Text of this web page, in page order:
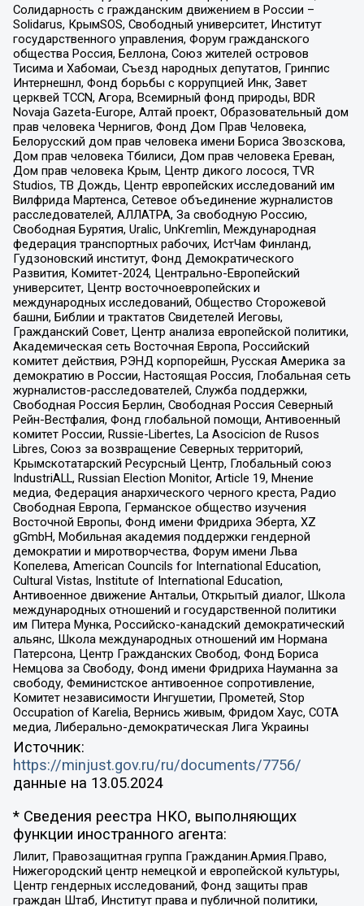
Солидарность с гражданским движением в России –
Solidarus, КрымSOS, Свободный университет, Институт
государственного управления, Форум гражданского
общества Россия, Беллона, Союз жителей островов
Тисима и Хабомаи, Съезд народных депутатов, Гринпис
Интернешнл, Фонд борьбы с коррупцией Инк, Завет
церквей TCCN, Агора, Всемирный фонд природы, BDR
Novaja Gazeta-Europe, Алтай проект, Образовательный дом
прав человека Чернигов, Фонд Дом Прав Человека,
Белорусский дом прав человека имени Бориса Звозскова,
Дом прав человека Тбилиси, Дом прав человека Ереван,
Дом прав человека Крым, Центр дикого лосося, TVR
Studios, ТВ Дождь, Центр европейских исследований им
Вилфрида Мартенса, Сетевое объединение журналистов
расследователей, АЛЛАТРА, За свободную Россию,
Свободная Бурятия, Uralic, UnKremlin, Международная
федерация транспортных рабочих, ИстЧам Финланд,
Гудзоновский институт, Фонд Демократического
Развития, Комитет-2024, Центрально-Европейский
университет, Центр восточноевропейских и
международных исследований, Общество Сторожевой
башни, Библии и трактатов Свидетелей Иеговы,
Гражданский Совет, Центр анализа европейской политики,
Академическая сеть Восточная Европа, Российский
комитет действия, РЭНД корпорейшн, Русская Америка за
демократию в России, Настоящая Россия, Глобальная сеть
журналистов-расследователей, Служба поддержки,
Свободная Россия Берлин, Свободная Россия Северный
Рейн-Вестфалия, Фонд глобальной помощи, Антивоенный
комитет России, Russie-Libertes, La Asocicion de Rusos
Libres, Союз за возвращение Северных территорий,
Крымскотатарский Ресурсный Центр, Глобальный союз
IndustriALL, Russian Election Monitor, Article 19, Мнение
медиа, Федерация анархического черного креста, Радио
Свободная Европа, Германское общество изучения
Восточной Европы, Фонд имени Фридриха Эберта, XZ
gGmbH, Мобильная академия поддержки гендерной
демократии и миротворчества, Форум имени Льва
Копелева, American Councils for International Education,
Cultural Vistas, Institute of International Education,
Антивоенное движение Антальи, Открытый диалог, Школа
международных отношений и государственной политики
им Питера Мунка, Российско-канадский демократический
альянс, Школа международных отношений им Нормана
Патерсона, Центр Гражданских Свобод, Фонд Бориса
Немцова за Свободу, Фонд имени Фридриха Науманна за
свободу, Феминистское антивоенное сопротивление,
Комитет независимости Ингушетии, Прометей, Stop
Occupation of Karelia, Вернись живым, Фридом Хаус, СОТА
медиа, Либерально-демократическая Лига Украины
Источник:
https://minjust.gov.ru/ru/documents/7756/
данные на 13.05.2024
* Сведения реестра НКО, выполняющих
функции иностранного агента:
Лилит, Правозащитная группа Гражданин.Армия.Право,
Нижегородский центр немецкой и европейской культуры,
Центр гендерных исследований, Фонд защиты прав
граждан Штаб, Институт права и публичной политики,